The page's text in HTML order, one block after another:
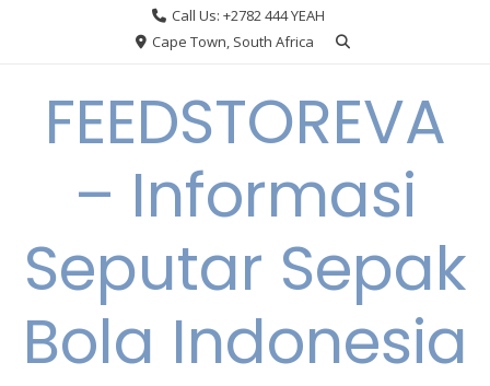
Call Us: +2782 444 YEAH
Cape Town, South Africa
FEEDSTOREVA
– Informasi
Seputar Sepak
Bola Indonesia